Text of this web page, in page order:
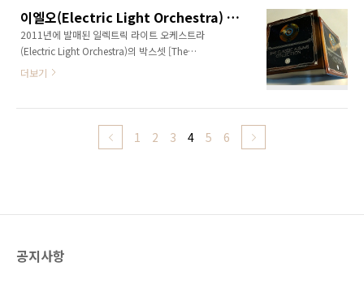
CD는 모두 저런 색상이며, 모든 비디오 클립을
모은 DVD가 소장가치를 높입니다. 이건 여섯 번
째 앨범 [Bloodsports]의 일본 스페셜 에디션
입니다. 역시 DVD가 추가되었습니다. 2CD와
DVD로 구성된 [Royal Albert Hall, 24 March
이네요. ⓒ화이트퀸 styx0208@naver.com
이엘오(Electric Light Orchestra) 박스셋 'Classic Albums Collection' 개봉기
2011년에 발매된 일렉트릭 라이트 오케스트라
(Electric Light Orchestra)의 박스셋 [The
Classic Albums Collection] 개봉기입니다. 이
가 참여한 2001년 앨범 [Zoom]은 빠져있네요.
Electric Light Orchestra - The Classic
Face the Music (1975) A New World..
더보기
1 2 3 4 5 6
공지사항